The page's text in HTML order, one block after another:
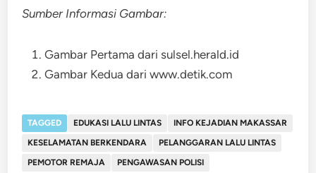
Sumber Informasi Gambar:
Gambar Pertama dari sulsel.herald.id
Gambar Kedua dari www.detik.com
TAGGED EDUKASI LALU LINTAS
INFO KEJADIAN MAKASSAR
KESELAMATAN BERKENDARA
PELANGGARAN LALU LINTAS
PEMOTOR REMAJA
PENGAWASAN POLISI